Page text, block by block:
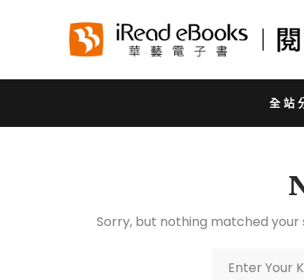
全站
Sorry, but nothing matched